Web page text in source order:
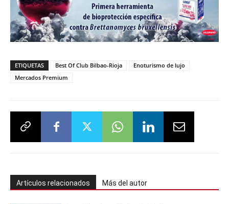
ETIQUETAS Best Of Club Bilbao-Rioja
Enoturismo de lujo
Mercados Premium
Artículos relacionados Más del autor